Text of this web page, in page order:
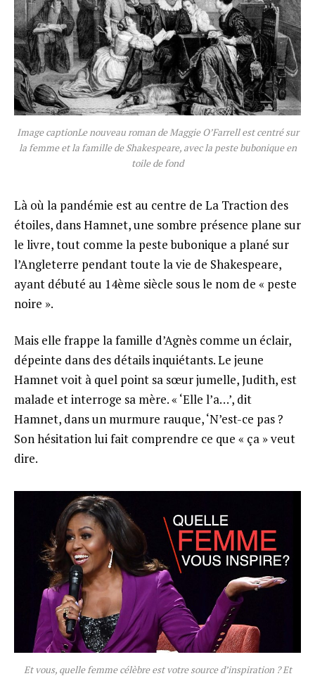
Image captionLe nouveau roman de Maggie O’Farrell est centré sur
la femme et la famille de Shakespeare, avec la peste bubonique en
toile de fond
Là où la pandémie est au centre de La Traction des
étoiles, dans Hamnet, une sombre présence plane sur
le livre, tout comme la peste bubonique a plané sur
l’Angleterre pendant toute la vie de Shakespeare,
ayant débuté au 14ème siècle sous le nom de « peste
noire ».
Mais elle frappe la famille d’Agnès comme un éclair,
dépeinte dans des détails inquiétants. Le jeune
Hamnet voit à quel point sa sœur jumelle, Judith, est
malade et interroge sa mère. « ‘Elle l’a…’, dit
Hamnet, dans un murmure rauque, ‘N’est-ce pas ?
Son hésitation lui fait comprendre ce que « ça » veut
dire.
Et vous, quelle femme célèbre est votre source d’inspiration ? Et